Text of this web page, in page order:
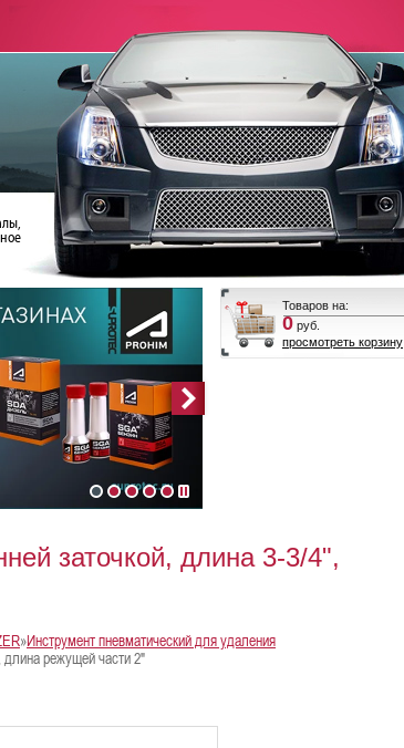
Товаров на:
0 руб.
просмотреть корзину
заточкой, длина 3-3/4",
»Инструмент пневматический для удаления
длина режущей части 2"